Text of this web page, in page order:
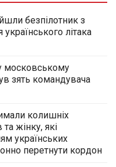
безпілотник з
літака
московському
зять командувача
колишніх
жінку, які
українських
перетнути кордон